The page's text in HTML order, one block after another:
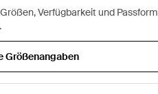
Verfügbarkeit und Passform
Größenangaben